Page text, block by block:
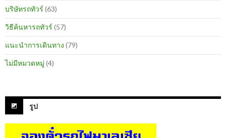
บริษัทรถทัวร์ (63)
วิธีค้นหารถทัวร์ (57)
แนะนำการเดินทาง (79)
ไม่มีหมวดหมู่ (4)
รูป